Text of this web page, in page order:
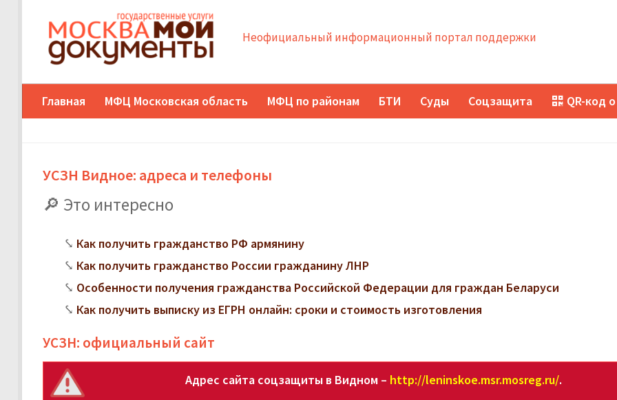
Неофициальный информационный портал поддержки
Главная МФЦ Московская область МФЦ по районам БТИ Суды Соцзащита QR-код
УСЗН Видное: адреса и телефоны
Это интересно
Как получить гражданство РФ армянину
Как получить гражданство России гражданину ЛНР
Особенности получения гражданства Российской Федерации для граждан Беларуси
Как получить выписку из ЕГРН онлайн: сроки и стоимость изготовления
УСЗН: официальный сайт
Адрес сайта соцзащиты в Видном – http://leninskoe.msr.mosreg.ru/.